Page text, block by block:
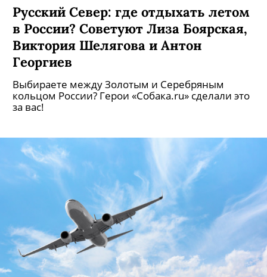
Русский Север: где отдыхать летом
в России? Советуют Лиза Боярская,
Виктория Шелягова и Антон
Георгиев
Выбираете между Золотым и Серебряным
кольцом России? Герои «Собака.ru» сделали это
за вас!